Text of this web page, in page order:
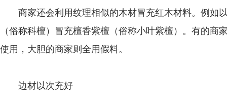
商家还会利用纹理相似的木材冒充红木材料。例如
（俗称科檀）冒充檀香紫檀（俗称小叶紫檀）。有的商
使用，大胆的商家则全用假料。
边材以次充好